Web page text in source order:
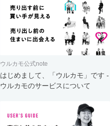
ウルカモ公式note
はじめまして、「ウルカモ」です -
ウルカモのサービスについて